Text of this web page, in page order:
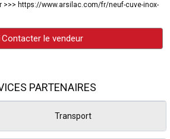
>>> https://www.arsilac.com/fr/neuf-cuve-inox-
Contacter le vendeur
PARTENAIRES
Transport